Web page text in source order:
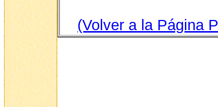
(Volver a la Página